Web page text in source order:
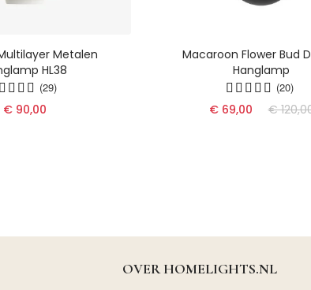
Metalen
HL38
(29)
€ 90,00
Macaroon Flower Bud
Hanglamp
(20)
€ 69,00 €
OVER HOMELIGHTS.NL